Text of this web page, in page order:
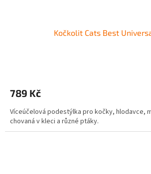
Kočkolit Cats Best
789 Kč
Víceúčelová podestýlka pro kočky, hlodavce,
chovaná v kleci a různé ptáky.